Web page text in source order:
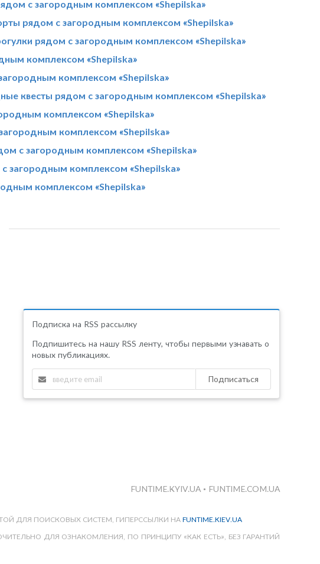
с загородным комплексом «Shepilska»
рядом с загородным комплексом «Shepilska»
рядом с загородным комплексом «Shepilska»
комплексом «Shepilska»
комплексом «Shepilska»
квесты рядом с загородным комплексом «Shepilska»
комплексом «Shepilska»
комплексом «Shepilska»
с загородным комплексом «Shepilska»
загородным комплексом «Shepilska»
комплексом «Shepilska»
Подписка на RSS рассылку
Подпишитесь на нашу RSS ленту, чтобы первыми узнавать о
новых публикациях.
Подписаться
FUNTIME.KYIV.UA • FUNTIME.COM.UA
ДЛЯ ПОИСКОВЫХ СИСТЕМ, ГИПЕРССЫЛКИ НА FUNTIME.KIEV.UA
ДЛЯ ОЗНАКОМЛЕНИЯ, ПО ПРИНЦИПУ «КАК ЕСТЬ», БЕЗ ГАРАНТИЙ